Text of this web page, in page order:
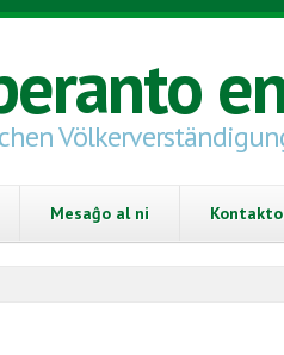
Mesaĝo al ni Kontakto